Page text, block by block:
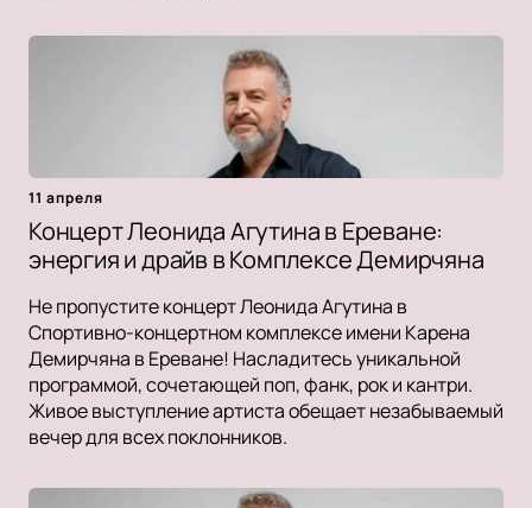
11 апреля
Концерт Леонида Агутина в Ереване:
энергия и драйв в Комплексе Демирчяна
Не пропустите концерт Леонида Агутина в
Спортивно-концертном комплексе имени Карена
Демирчяна в Ереване! Насладитесь уникальной
программой, сочетающей поп, фанк, рок и кантри.
Живое выступление артиста обещает незабываемый
вечер для всех поклонников.